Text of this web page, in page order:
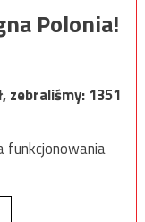
Polonia!
zebraliśmy:1351
funkcjonowania